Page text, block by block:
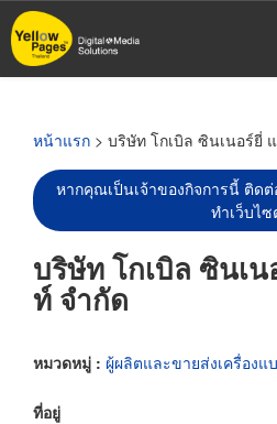
ข้าม
ไป
หน้าแรก > บริษัท โกเบิล ซินเนอร์ยี่
หากคุณเป็นเจ้าของกิจการนี้ ติด
ทำเว็บไซ
บริษัท โกเบิล ซินเ
ท์ จำกัด
หมวดหมู่ : ผู้ผลิตและขายส่งเครื่องแ
ที่อยู่